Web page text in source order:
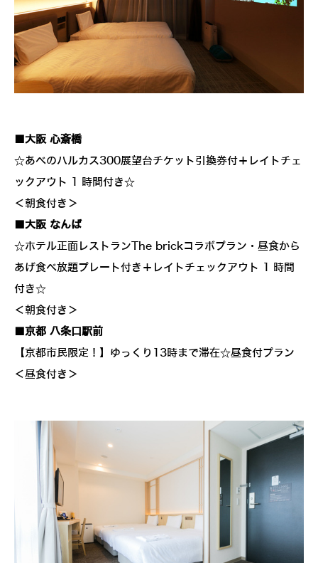
■大阪 心斎橋
☆あべのハルカス300展望台チケット引換券付＋レイトチェ
ックアウト 1 時間付き☆
＜朝食付き＞
■大阪 なんば
☆ホテル正面レストランThe brickコラボプラン・昼食から
あげ食べ放題プレート付き＋レイトチェックアウト 1 時間
付き☆
＜朝食付き＞
■京都 八条口駅前
【京都市民限定！】ゆっくり13時まで滞在☆昼食付プラン
＜昼食付き＞